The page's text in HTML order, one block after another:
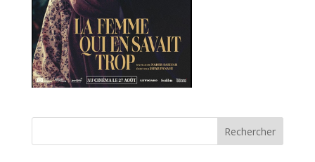
Rechercher